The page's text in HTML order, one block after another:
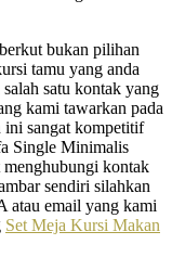
bukan pilihan
tamu yang anda
satu kontak yang
kami tawarkan pada
sangat kompetitif
Single Minimalis
menghubungi kontak
sendiri silahkan
atau email yang kami
Set Meja Kursi Makan